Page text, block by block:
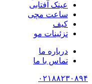
عینک آفتابی
ساعت مچی
کیف
تزئینات مو
درباره ما
تماس با ما
۰۲۱۸۸۲۳۰۸۹۴